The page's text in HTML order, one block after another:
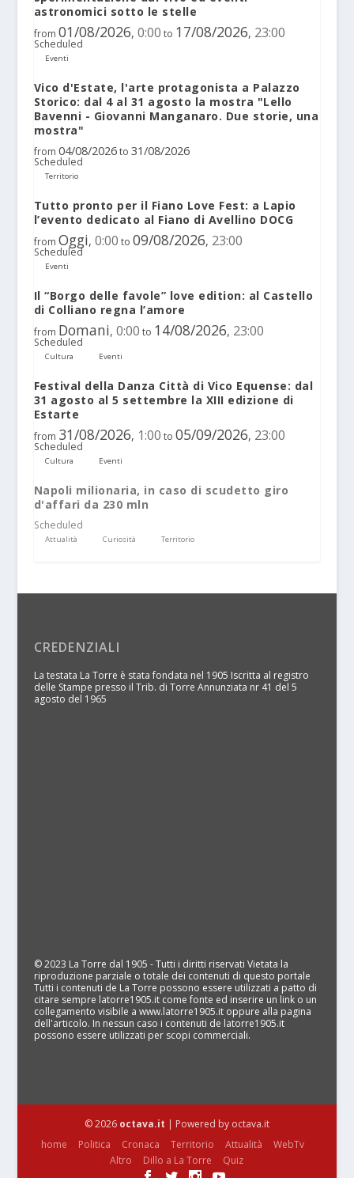
astronomici sotto le stelle
from 01/08/2026, 0:00 to 17/08/2026, 23:00
Scheduled
Eventi
Vico d'Estate, l'arte protagonista a Palazzo
Storico: dal 4 al 31 agosto la mostra "Lello
Bavenni - Giovanni Manganaro. Due storie, una
mostra"
from 04/08/2026 to 31/08/2026
Scheduled
Territorio
Tutto pronto per il Fiano Love Fest: a Lapio
l’evento dedicato al Fiano di Avellino DOCG
from Oggi, 0:00 to 09/08/2026, 23:00
Scheduled
Eventi
Il “Borgo delle favole” love edition: al Castello
di Colliano regna l’amore
from Domani, 0:00 to 14/08/2026, 23:00
Scheduled
Cultura Eventi
Festival della Danza Città di Vico Equense: dal
31 agosto al 5 settembre la XIII edizione di
Estarte
from 31/08/2026, 1:00 to 05/09/2026, 23:00
Scheduled
Cultura Eventi
Napoli milionaria, in caso di scudetto giro
d'affari da 230 mln
Scheduled
Attualità Curiosità Territorio
CREDENZIALI
La testata La Torre è stata fondata nel 1905 Iscritta al registro
delle Stampe presso il Trib. di Torre Annunziata nr 41 del 5
agosto del 1965
© 2023 La Torre dal 1905 - Tutti i diritti riservati Vietata la
riproduzione parziale o totale dei contenuti di questo portale
Tutti i contenuti de La Torre possono essere utilizzati a patto di
citare sempre latorre1905.it come fonte ed inserire un link o un
collegamento visibile a www.latorre1905.it oppure alla pagina
dell'articolo. In nessun caso i contenuti de latorre1905.it
possono essere utilizzati per scopi commerciali.
© 2026 octava.it | Powered by octava.it
home
Politica Cronaca Territorio Attualità
WebTv
Altro
Dillo a La Torre Quiz